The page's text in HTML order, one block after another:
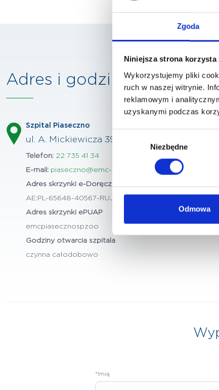
Zgoda
Niniejsza strona
Wykorzystujemy pliki
ruch w naszej witrynie.
reklamowym i
uzyskanymi podczas
Wybór
Niezbędne
Odmowa
Adres i godziny otwarcia
Szpital Piaseczno
ul. A. Mickiewicza 39 , 05-500 Piaseczno
Telefon: 22 735 41 34
E-mail: piaseczno@emc-sa.pl
Adres skrzynki e-Doręcznie:
AE:PL-65648-40567-RUJCA-20
Adres skrzynki ePUAP
emcpiasecznospzoo
Godziny otwarcia szpitala
czynna całodobowo
*Imię